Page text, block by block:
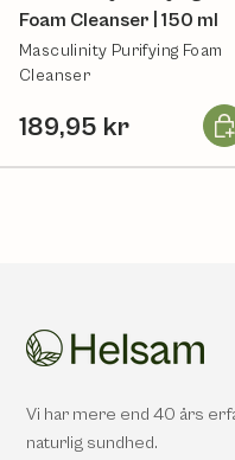
Foam Cleanser | 150 ml
Masculinity Purifying Foam
Cleanser
189,95 kr
Vi har mere end 40 års
naturlig sundhed.